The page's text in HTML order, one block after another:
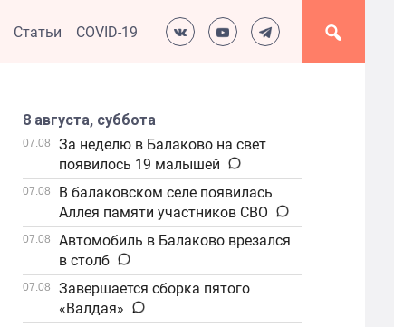
Статьи COVID-19
8 августа, суббота
07.08
За неделю в Балаково на свет
появилось 19 малышей
07.08
В балаковском селе появилась
Аллея памяти участников СВО
07.08
Автомобиль в Балаково врезался
в столб
07.08
Завершается сборка пятого
«Валдая»